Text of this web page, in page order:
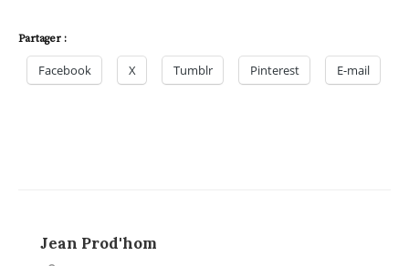
Partager :
Facebook X Tumblr Pinterest E-mail
Jean Prod'hom